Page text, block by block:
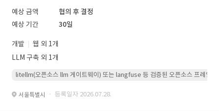
예상 금액
협의 후 결정
예상 기간
30일
개발
웹 외 1개
LLM 구축 외 1개
litellm(오픈소스 llm 게이트웨이) 또는 langfuse 등 검증된 오픈소스 프레임워
서울특별시 · 등록일자 2026.07.28.